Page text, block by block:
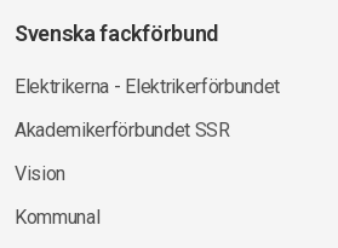
Svenska fackförbund
Elektrikerna - Elektrikerförbundet
Akademikerförbundet SSR
Vision
Kommunal